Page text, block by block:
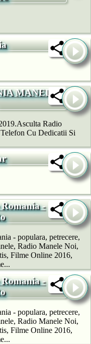
MANELE -
Radio
Cu Dedicatii Si
-
- populara, petrecere,
Radio Manele Noi,
Filme Online 2016,
-
- populara, petrecere,
Radio Manele Noi,
Filme Online 2016,